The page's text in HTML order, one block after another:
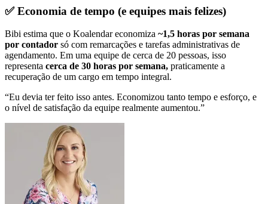
✅ Economia de tempo (e equipes mais felizes)
Bibi estima que o Koalendar economiza ~1,5 horas por semana
por contador só com remarcações e tarefas administrativas de
agendamento. Em uma equipe de cerca de 20 pessoas, isso
representa cerca de 30 horas por semana, praticamente a
recuperação de um cargo em tempo integral.
“Eu devia ter feito isso antes. Economizou tanto tempo e esforço, e
o nível de satisfação da equipe realmente aumentou.”